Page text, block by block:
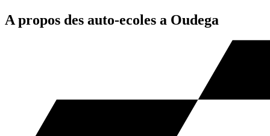
A propos des auto-ecoles a Oudega